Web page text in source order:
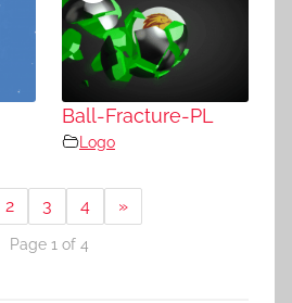
Ball-Fracture-PL
Logo
2 3 4 »
Page 1 of 4